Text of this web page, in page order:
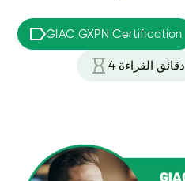
GIAC GXPN Certification
4 دقائق القراءة